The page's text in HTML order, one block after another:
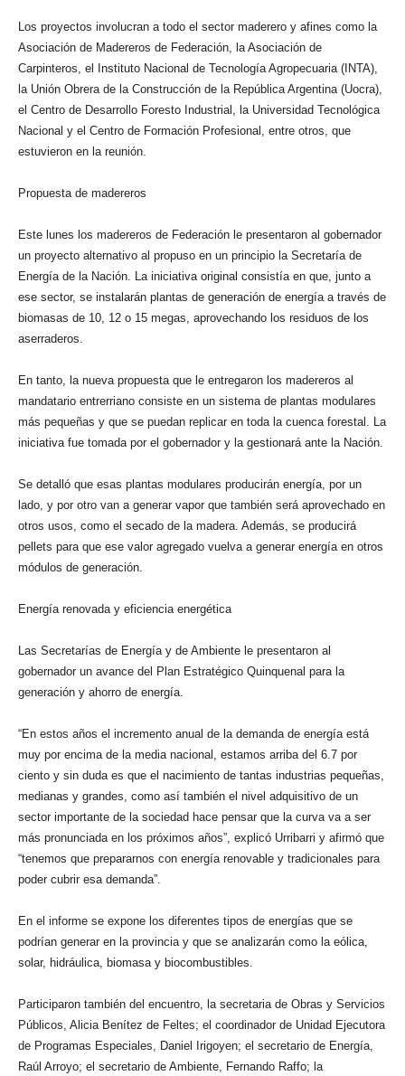
Los proyectos involucran a todo el sector maderero y afines como la
Asociación de Madereros de Federación, la Asociación de
Carpinteros, el Instituto Nacional de Tecnología Agropecuaria (INTA),
la Unión Obrera de la Construcción de la República Argentina (Uocra),
el Centro de Desarrollo Foresto Industrial, la Universidad Tecnológica
Nacional y el Centro de Formación Profesional, entre otros, que
estuvieron en la reunión.
Propuesta de madereros
Este lunes los madereros de Federación le presentaron al gobernador
un proyecto alternativo al propuso en un principio la Secretaría de
Energía de la Nación. La iniciativa original consistía en que, junto a
ese sector, se instalarán plantas de generación de energía a través de
biomasas de 10, 12 o 15 megas, aprovechando los residuos de los
aserraderos.
En tanto, la nueva propuesta que le entregaron los madereros al
mandatario entrerriano consiste en un sistema de plantas modulares
más pequeñas y que se puedan replicar en toda la cuenca forestal. La
iniciativa fue tomada por el gobernador y la gestionará ante la Nación.
Se detalló que esas plantas modulares producirán energía, por un
lado, y por otro van a generar vapor que también será aprovechado en
otros usos, como el secado de la madera. Además, se producirá
pellets para que ese valor agregado vuelva a generar energía en otros
módulos de generación.
Energía renovada y eficiencia energética
Las Secretarías de Energía y de Ambiente le presentaron al
gobernador un avance del Plan Estratégico Quinquenal para la
generación y ahorro de energía.
“En estos años el incremento anual de la demanda de energía está
muy por encima de la media nacional, estamos arriba del 6.7 por
ciento y sin duda es que el nacimiento de tantas industrias pequeñas,
medianas y grandes, como así también el nivel adquisitivo de un
sector importante de la sociedad hace pensar que la curva va a ser
más pronunciada en los próximos años”, explicó Urribarri y afirmó que
“tenemos que prepararnos con energía renovable y tradicionales para
poder cubrir esa demanda”.
En el informe se expone los diferentes tipos de energías que se
podrían generar en la provincia y que se analizarán como la eólica,
solar, hidráulica, biomasa y biocombustibles.
Participaron también del encuentro, la secretaria de Obras y Servicios
Públicos, Alicia Benítez de Feltes; el coordinador de Unidad Ejecutora
de Programas Especiales, Daniel Irigoyen; el secretario de Energía,
Raúl Arroyo; el secretario de Ambiente, Fernando Raffo; la